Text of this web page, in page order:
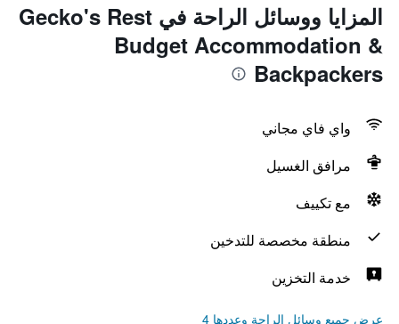
المزايا ووسائل الراحة في Gecko's Rest
Budget Accommodation &
Backpackers
واي فاي مجاني
مرافق الغسيل
مع تكييف
منطقة مخصصة للتدخين
خدمة التخزين
عرض جميع وسائل الراحة وعددها 4